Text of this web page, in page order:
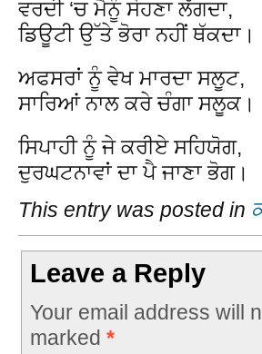
ਵਰਦੀ ‘ਚ ਮੈਨੂੰ ਸੋਹਣਾ ਲੱਗਦਾ,
ਡਿਊਟੀ ਉੱਤੇ ਭੋਰਾ ਨਹੀਂ ਥੱਕਦਾ।
ਅਫਸਰਾਂ ਨੂੰ ਵੇਖ ਮਾਰਦਾ ਸਲੂਟ,
ਸਾਰਿਆਂ ਨਾਲ ਕਰੇ ਚੰਗਾ ਸਲੂਕ।
ਸਿਪਾਹੀ ਨੂੰ ਜੇ ਕਰੀਏ ਸਹਿਯੋਗ,
ਦੁਰਘਟਨਾਵਾਂ ਦਾ ਪੈ ਜਾਣਾ ਭੋਗ।
This entry was posted in
Leave a Reply
Your email address will
marked *